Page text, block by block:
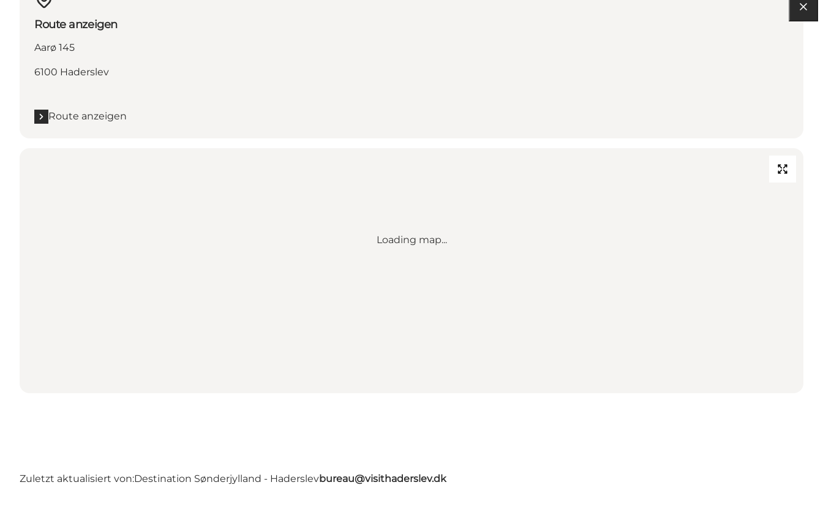
Route anzeigen
Aarø 145
6100 Haderslev
Route anzeigen
Loading map...
Zuletzt aktualisiert von:Destination Sønderjylland - Haderslevbureau@visithaderslev.dk